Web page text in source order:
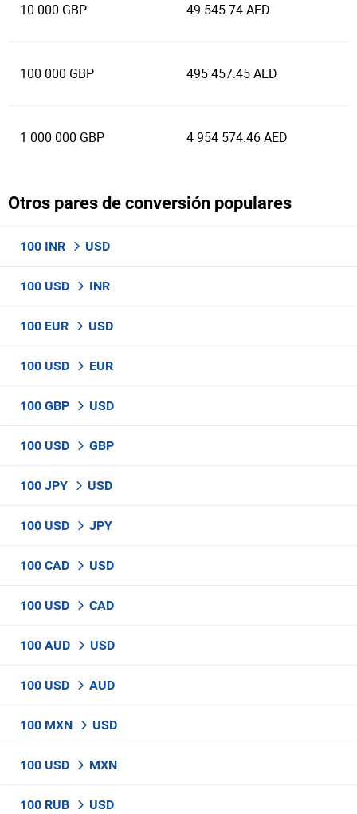
10 000 GBP 49 545.74 AED
100 000 GBP 495 457.45 AED
1 000 000 GBP 4 954 574.46 AED
Otros pares de conversión populares
100 INR USD
100 USD INR
100 EUR USD
100 USD EUR
100 GBP USD
100 USD GBP
100 JPY USD
100 USD JPY
100 CAD USD
100 USD CAD
100 AUD USD
100 USD AUD
100 MXN USD
100 USD MXN
100 RUB USD